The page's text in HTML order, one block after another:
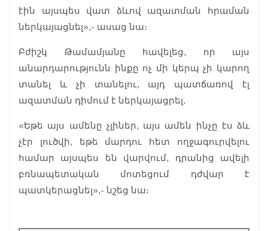
էին այսպես վատ ձևով ազատման հրաման
ներկայացնել»,- ասաց նա։
Բժիշկ Թամամյանը հավելեց, որ այս
անարդարությունն ինքը ոչ մի կերպ չի կարող
տանել և չի տանելու, այդ պատճառով էլ
ազատման դիմում է ներկայացրել․
«Եթե այս ամենը չլիներ, այս ամեն ինչը էս ձև
չէր լուծվի, եթե մարդու հետ ողջագուրվելու
համար այսպես են վարվում, դրանից ավելի
բռնապետական մոտեցում դժվար է
պատկերացնել»,- նշեց նա։